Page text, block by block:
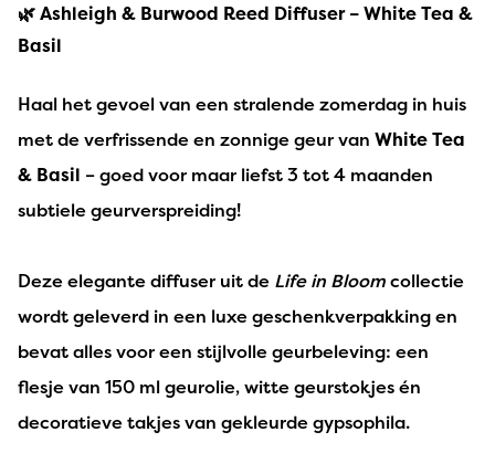
🌿Ashleigh & Burwood Reed Diffuser – White Tea &
Basil
Haal het gevoel van een stralende zomerdag in huis
met de verfrissende en zonnige geur van White Tea
& Basil – goed voor maar liefst 3 tot 4 maanden
subtiele geurverspreiding!
Deze elegante diffuser uit de Life in Bloomcollectie
wordt geleverd in een luxe geschenkverpakking en
bevat alles voor een stijlvolle geurbeleving: een
flesje van 150 ml geurolie, witte geurstokjes én
decoratieve takjes van gekleurde gypsophila.